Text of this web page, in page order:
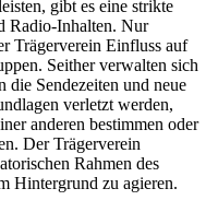
gibt es eine strikte
Radio-Inhalten. Nur
Trägerverein Einfluss auf
Seither verwalten sich
die Sendezeiten und neue
verletzt werden,
anderen bestimmen oder
Der Trägerverein
Rahmen des
Hintergrund zu agieren.